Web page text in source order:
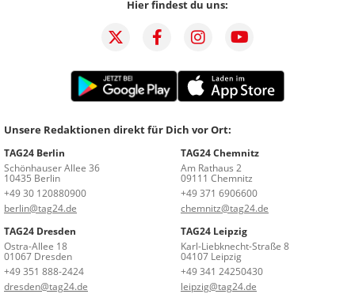
Hier findest du uns:
Unsere Redaktionen direkt für Dich vor Ort:
TAG24 Berlin
Schönhauser Allee 36
10435 Berlin
+49 30 120880900
berlin@tag24.de
TAG24 Chemnitz
Am Rathaus 2
09111 Chemnitz
+49 371 6906600
chemnitz@tag24.de
TAG24 Dresden
Ostra-Allee 18
01067 Dresden
+49 351 888-2424
dresden@tag24.de
TAG24 Leipzig
Karl-Liebknecht-Straße 8
04107 Leipzig
+49 341 24250430
leipzig@tag24.de